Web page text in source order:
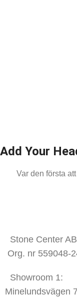
Add Your
Var den första
Stone Center AB
Org. nr 559048-
Showroom 1:
Minelundsvägen